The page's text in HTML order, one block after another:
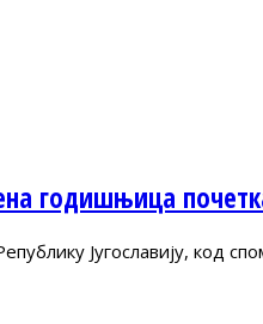
годишњица
Југославију, код